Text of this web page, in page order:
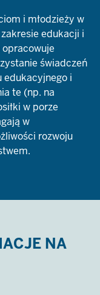
i młodzieży w
edukacji i
świadczeń
edukacyjnego i
te (np. na
w porze
w
rozwoju
NA